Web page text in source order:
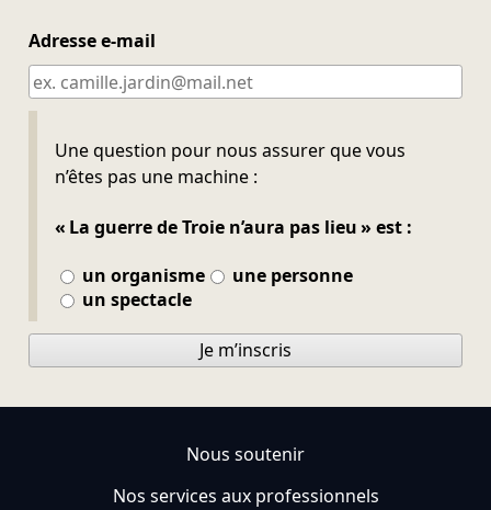
Adresse e-mail
Une question pour nous assurer que vous
n’êtes pas une machine :
« La guerre de Troie n’aura pas lieu » est :
un organisme
une personne
un spectacle
Ne pas remplir
Je m’inscris
Nous soutenir
Nos services aux professionnels